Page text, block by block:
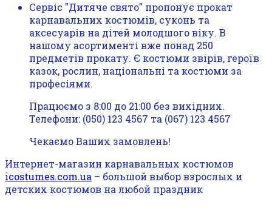
Сервіс "Дитяче свято" пропонує прокат
карнавальних костюмів, суконь та
аксесуарів на дітей молодшого віку. В
нашому асортименті вже понад 250
предметів прокату. Є костюми звірів, героїв
казок, рослин, національні та костюми за
професіями.
Працюємо з 8:00 до 21:00 без вихідних.
Телефони: (050) 123 4567 та (067) 123 4567
Чекаємо Ваших замовлень!
Интернет-магазин карнавальных костюмов
icostumes.com.ua – большой выбор взрослых и
детских костюмов на любой праздник